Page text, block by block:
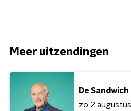
Meer uitzendingen
De Sandwich
zo 2 augustus